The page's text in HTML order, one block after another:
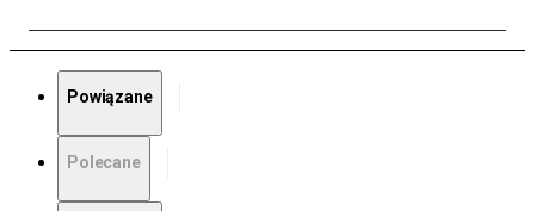
Powiązane
Polecane